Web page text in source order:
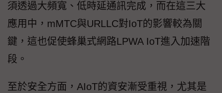
須透過大頻寬、低時延通訊完成，而在這三大
應用中，mMTC與URLLC對IoT的影響較為關
鍵，這也促使蜂巢式網路LPWA IoT進入加速階
段。
至於安全方面，AIoT的資安漸受重視，尤其是